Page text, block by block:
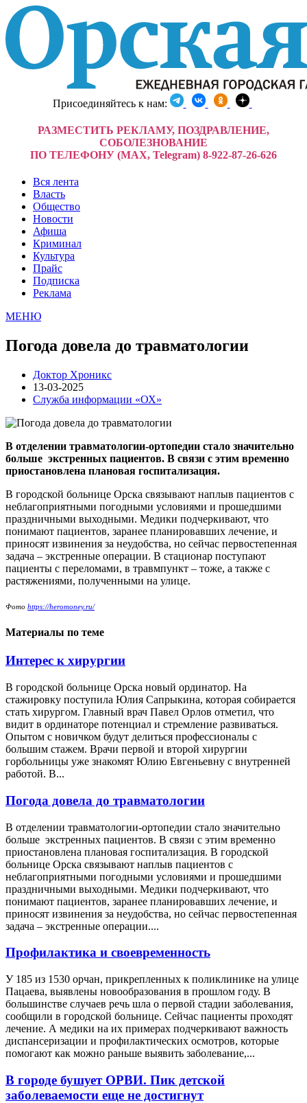
Присоединяйтесь к нам:
РАЗМЕСТИТЬ РЕКЛАМУ, ПОЗДРАВЛЕНИЕ,
СОБОЛЕЗНОВАНИЕ
ПО ТЕЛЕФОНУ (MAX, Telegram) 8-922-87-26-626
Вся лента
Власть
Общество
Новости
Афиша
Криминал
Культура
Прайс
Подписка
Реклама
МЕНЮ
Погода довела до травматологии
Доктор Хроникс
13-03-2025
Служба информации «ОХ»
В отделении травматологии-ортопедии стало значительно
больше экстренных пациентов. В связи с этим временно
приостановлена плановая госпитализация.
В городской больнице Орска связывают наплыв пациентов с
неблагоприятными погодными условиями и прошедшими
праздничными выходными. Медики подчеркивают, что
понимают пациентов, заранее планировавших лечение, и
приносят извинения за неудобства, но сейчас первостепенная
задача – экстренные операции. В стационар поступают
пациенты с переломами, в травмпункт – тоже, а также с
растяжениями, полученными на улице.
Фото https://heromoney.ru/
Материалы по теме
Интерес к хирургии
В городской больнице Орска новый ординатор. На
стажировку поступила Юлия Сапрыкина, которая собирается
стать хирургом. Главный врач Павел Орлов отметил, что
видит в ординаторе потенциал и стремление развиваться.
Опытом с новичком будут делиться профессионалы с
большим стажем. Врачи первой и второй хирургии
горбольницы уже знакомят Юлию Евгеньевну с внутренней
работой. В...
Погода довела до травматологии
В отделении травматологии-ортопедии стало значительно
больше экстренных пациентов. В связи с этим временно
приостановлена плановая госпитализация. В городской
больнице Орска связывают наплыв пациентов с
неблагоприятными погодными условиями и прошедшими
праздничными выходными. Медики подчеркивают, что
понимают пациентов, заранее планировавших лечение, и
приносят извинения за неудобства, но сейчас первостепенная
задача – экстренные операции....
Профилактика и своевременность
У 185 из 1530 орчан, прикрепленных к поликлинике на улице
Пацаева, выявлены новообразования в прошлом году. В
большинстве случаев речь шла о первой стадии заболевания,
сообщили в городской больнице. Сейчас пациенты проходят
лечение. А медики на их примерах подчеркивают важность
диспансеризации и профилактических осмотров, которые
помогают как можно раньше выявить заболевание,...
В городе бушует ОРВИ. Пик детской
заболеваемости еще не достигнут